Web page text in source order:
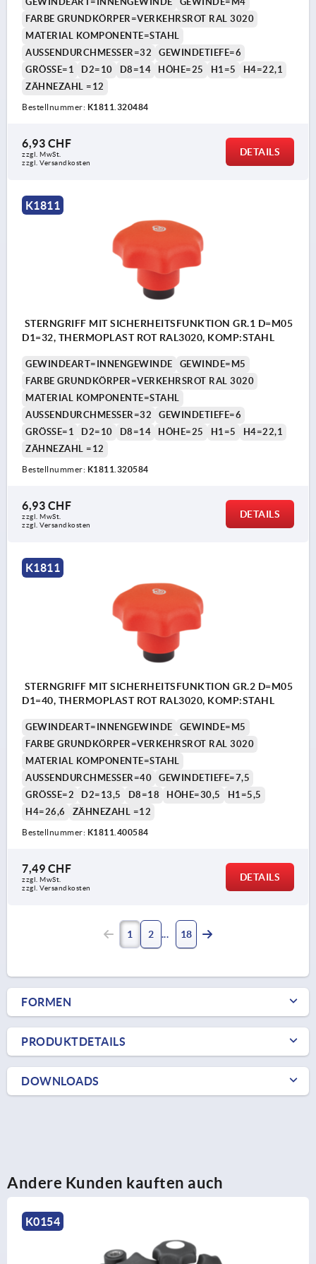
FARBE GRUNDKÖRPER=VERKEHRSROT RAL 3020
MATERIAL KOMPONENTE=STAHL
AUSSENDURCHMESSER=32
GEWINDETIEFE=6
GRÖSSE=1
D2=10 D8=14 HÖHE=25 H1=5
H4=22,1
ZÄHNEZAHL =12
Bestellnummer: K1811.320484
6,93 CHF
zzgl. MwSt.
zzgl. Versandkosten
DETAILS
K1811
STERNGRIFF MIT SICHERHEITSFUNKTION GR.1 D=M05
D1=32, THERMOPLAST ROT RAL3020, KOMP:STAHL
GEWINDEART=INNENGEWINDE
GEWINDE=M5
FARBE GRUNDKÖRPER=VERKEHRSROT RAL 3020
MATERIAL KOMPONENTE=STAHL
AUSSENDURCHMESSER=32
GEWINDETIEFE=6
GRÖSSE=1
D2=10 D8=14 HÖHE=25 H1=5
H4=22,1
ZÄHNEZAHL =12
Bestellnummer: K1811.320584
6,93 CHF
zzgl. MwSt.
zzgl. Versandkosten
DETAILS
K1811
STERNGRIFF MIT SICHERHEITSFUNKTION GR.2 D=M05
D1=40, THERMOPLAST ROT RAL3020, KOMP:STAHL
GEWINDEART=INNENGEWINDE
GEWINDE=M5
FARBE GRUNDKÖRPER=VERKEHRSROT RAL 3020
MATERIAL KOMPONENTE=STAHL
AUSSENDURCHMESSER=40
GEWINDETIEFE=7,5
GRÖSSE=2
D2=13,5 D8=18 HÖHE=30,5
H1=5,5
H4=26,6
ZÄHNEZAHL =12
Bestellnummer: K1811.400584
7,49 CHF
zzgl. MwSt.
zzgl. Versandkosten
DETAILS
1 2 18
FORMEN
PRODUKTDETAILS
DOWNLOADS
Andere Kunden kauften auch
K0154